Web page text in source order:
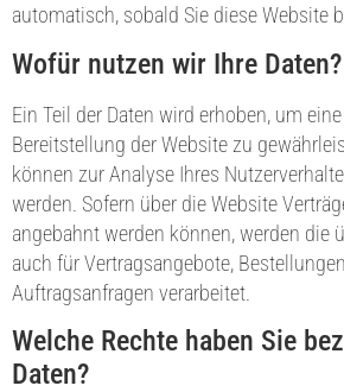
automatisch, sobald Sie diese Website
Wofür nutzen wir Ihre Daten?
Ein Teil der Daten wird erhoben, um
Bereitstellung der Website zu
können zur Analyse Ihres
werden. Sofern über die Website
angebahnt werden können, werden die
auch für Vertragsangebote,
Auftragsanfragen verarbeitet.
Welche Rechte haben Sie
Daten?